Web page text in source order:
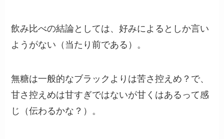
飲み比べの結論としては、好みによるとしか言い
ようがない（当たり前である）。
無糖は一般的なブラックよりは苦さ控えめ？で、
甘さ控えめは甘すぎではないが甘くはあるって感
じ（伝わるかな？）。